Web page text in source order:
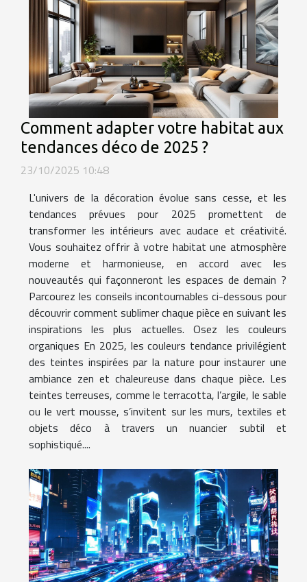
Comment adapter votre habitat aux
tendances déco de 2025 ?
23/10/2025 10:48
L'univers de la décoration évolue sans cesse, et les
tendances prévues pour 2025 promettent de
transformer les intérieurs avec audace et créativité.
Vous souhaitez offrir à votre habitat une atmosphère
moderne et harmonieuse, en accord avec les
nouveautés qui façonneront les espaces de demain ?
Parcourez les conseils incontournables ci-dessous pour
découvrir comment sublimer chaque pièce en suivant les
inspirations les plus actuelles. Osez les couleurs
organiques En 2025, les couleurs tendance privilégient
des teintes inspirées par la nature pour instaurer une
ambiance zen et chaleureuse dans chaque pièce. Les
teintes terreuses, comme le terracotta, l’argile, le sable
ou le vert mousse, s’invitent sur les murs, textiles et
objets déco à travers un nuancier subtil et
sophistiqué....